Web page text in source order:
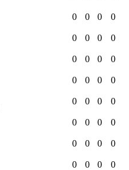
0 0 0 0
0 0 0 0
0 0 0 0
0 0 0 0
0 0 0 0
0 0 0 0
0 0 0 0
0 0 0 0